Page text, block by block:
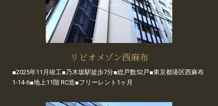
リビオメゾン西麻布
■2025年11月竣工■乃木坂駅徒歩7分■総戸数52戸■東京都港区西麻布
1-14-6■地上11階 RC造■フリーレント1ヶ月